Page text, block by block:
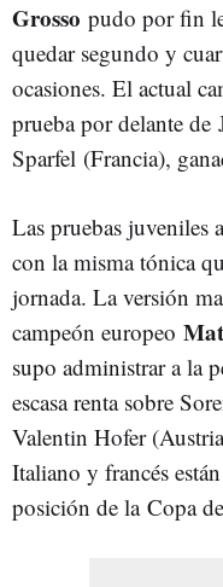
Grosso pudo por fin
quedar segundo y
ocasiones. El actual
prueba por delante
Sparfel (Francia),
Las pruebas juveniles
con la misma tónica
jornada. La versión
campeón europeo
supo administrar a la
escasa renta sobre
Valentin Hofer
Italiano y francés
posición de la Copa